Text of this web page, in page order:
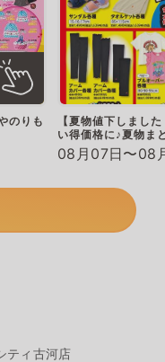
のりも
【夏物値下しまし
い得価格に♪夏物ま
08月07日〜08
ティ古河店